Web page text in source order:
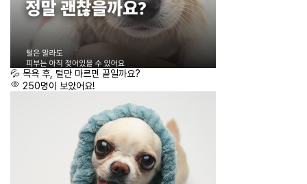
💦 목욕 후, 털만 마르면 끝일까요?
250명이 보았어요!